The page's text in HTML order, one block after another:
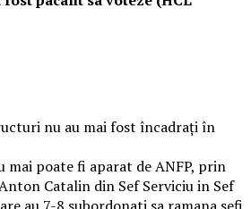
nu au mai fost încadrați în
poate fi aparat de ANFP, prin
Catalin din Sef Serviciu in Sef